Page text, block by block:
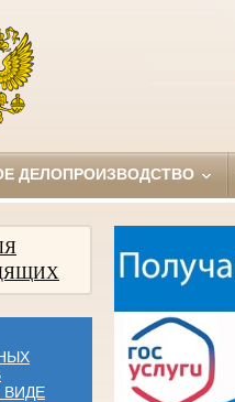
ДЕЛОПРОИЗВОДСТВО